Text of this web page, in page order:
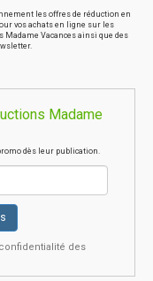
les offres de réduction en
vos achats en ligne sur les
Madame Vacances ainsi que des
Madame
dès leur publication.
des